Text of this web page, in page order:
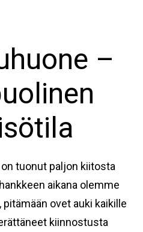
–
tuonut paljon kiitosta
aikana olemme
ovet auki kaikille
kiinnostusta